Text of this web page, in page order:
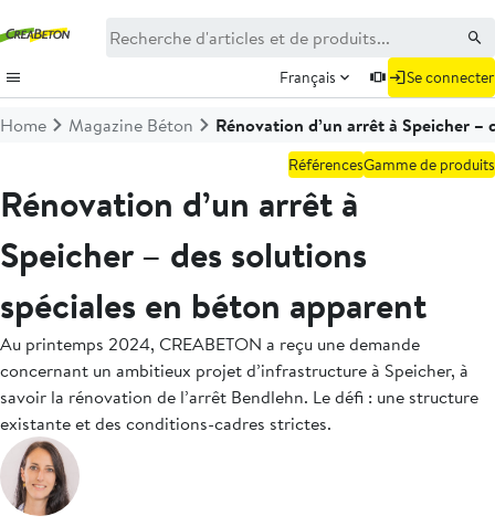
Français Se connecter
Home Magazine Béton Rénovation d’un arrêt à Speicher
RéférencesGamme de produits
Rénovation d’un arrêt à
Speicher – des solutions
spéciales en béton apparent
Au printemps 2024, CREABETON a reçu une demande
concernant un ambitieux projet d’infrastructure à Speicher, à
savoir la rénovation de l’arrêt Bendlehn. Le défi : une structure
existante et des conditions-cadres strictes.